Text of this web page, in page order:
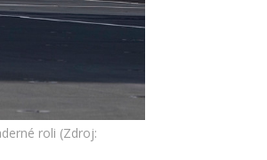
roli (Zdroj: